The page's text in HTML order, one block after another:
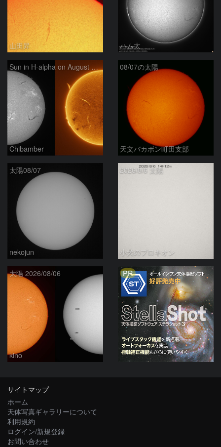
山田昇 ハム太
Sun in H-alpha on August 7, 2026
Chibamber
08/07の太陽
天文バカボン町田支部
太陽08/07
nekojun
2026/8/6 太陽
小犬のプロキオン
太陽 2026/08/06
kino
PR
サイトマップ
ホーム
天体写真ギャラリーについて
利用規約
ログイン/新規登録
お問い合わせ